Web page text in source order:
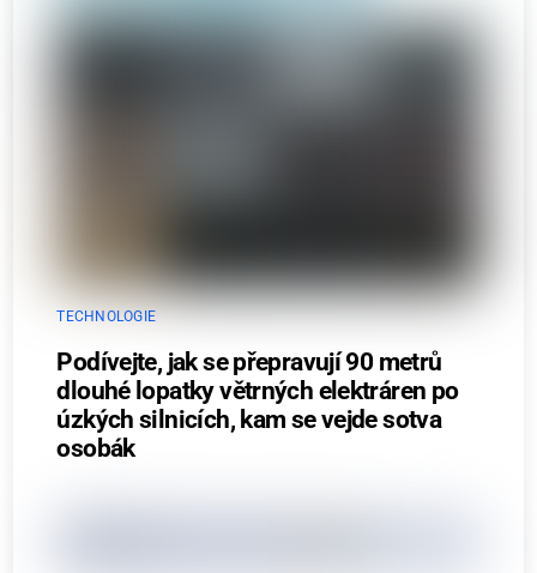
TECHNOLOGIE
Podívejte, jak se přepravují 90 metrů
dlouhé lopatky větrných elektráren po
úzkých silnicích, kam se vejde sotva
osobák